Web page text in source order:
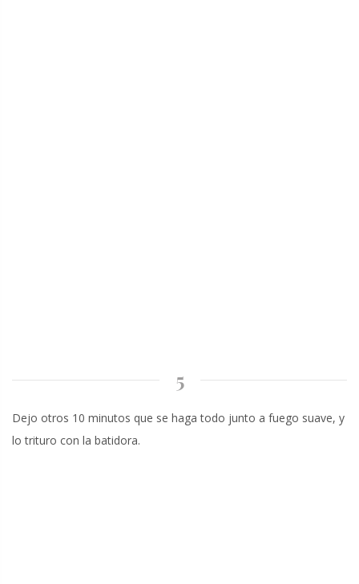
5
Dejo otros 10 minutos que se haga todo junto a fuego suave, y
lo trituro con la batidora.